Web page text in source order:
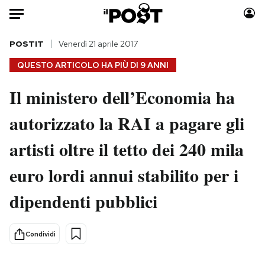
Auto
HOME
Italia
Politica
Tecnologia
Scienza
Cultura
Sport
Moda
Consumismi
Storie/Idee
Media
Europa
QUESTO ARTICOLO HA PIÙ DI 9 ANNI
POSTIT Venerdì 21 aprile 2017
Il ministero dell’Economia ha
autorizzato la RAI a pagare gli
artisti oltre il tetto dei 240 mila
euro lordi annui stabilito per i
dipendenti pubblici
Condividi